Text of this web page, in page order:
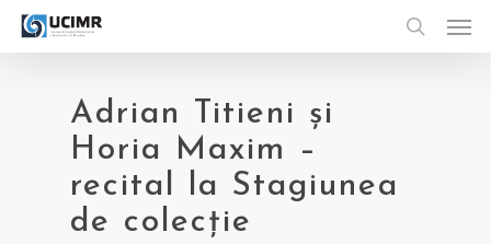
Skip
search
Adrian Titieni și
Horia Maxim –
recital la Stagiunea
de colecție